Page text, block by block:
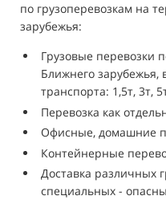
по грузоперевозкам на
зарубежья:
Грузовые перевозки
Ближнего
транспорта: 1,5т, 3т,
Перевозка как
Офисные, домашние
Контейнерные
Доставка различных
специальных -